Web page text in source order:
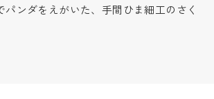
パンダをえがいた、手間ひま細工のさく